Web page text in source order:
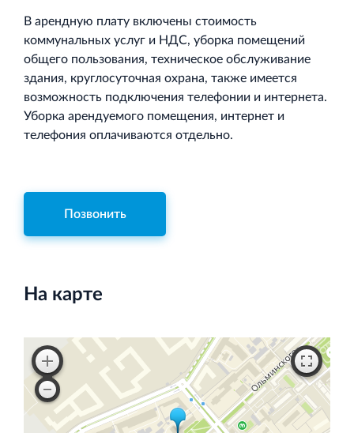
В арендную плату включены стоимость
коммунальных услуг и НДС, уборка помещений
общего пользования, техническое обслуживание
здания, круглосуточная охрана, также имеется
возможность подключения телефонии и интернета.
Уборка арендуемого помещения, интернет и
телефония оплачиваются отдельно.
Позвонить
На карте